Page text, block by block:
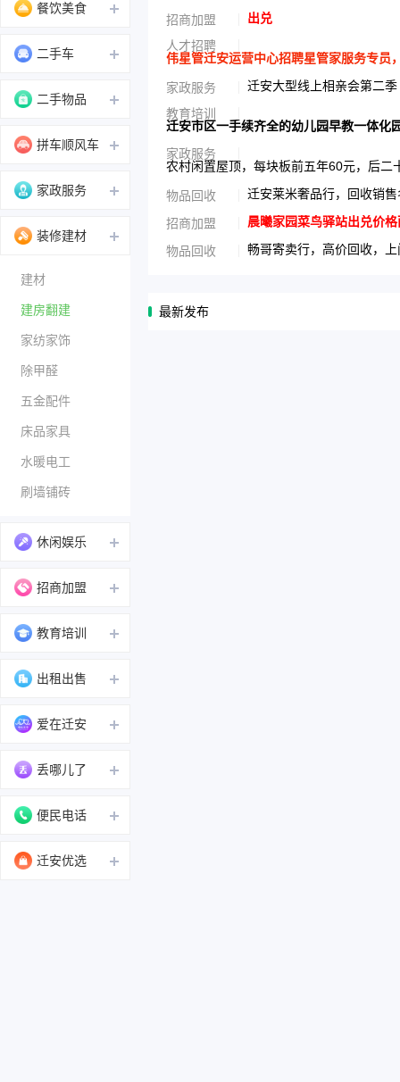
餐饮美食
二手车
二手物品
拼车顺风车
家政服务
装修建材
建材
建房翻建
家纺家饰
除甲醛
五金配件
床品家具
水暖电工
刷墙铺砖
休闲娱乐
招商加盟
教育培训
出租出售
爱在迁安
丢哪儿了
便民电话
迁安优选
招商加盟
出兑
人才招聘
伟星管迁安运营中心招聘星管家服务专员
家政服务
迁安大型线上相亲会第二季
教育培训
迁安市区一手续齐全的幼儿园早教一体化
家政服务
农村闲置屋顶，每块板前五年60元，后
物品回收 迁安莱米奢品行，回收销
招商加盟 晨曦家园菜鸟驿站出兑价
物品回收 畅哥寄卖行，高价回收，
最新发布